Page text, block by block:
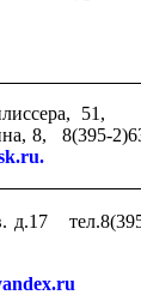
51,
8, 8(395-
д.17